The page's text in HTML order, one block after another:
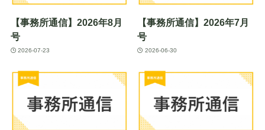
【事務所通信】2026年8月
号
2026-07-23
【事務所通信】2026年7月
号
2026-06-30